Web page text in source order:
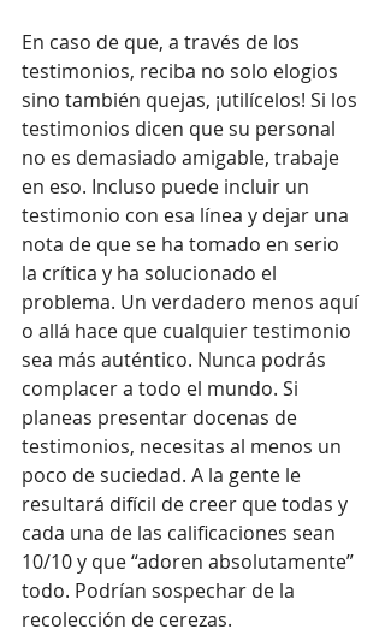
En caso de que, a través de los
testimonios, reciba no solo elogios
sino también quejas, ¡utilícelos! Si los
testimonios dicen que su personal
no es demasiado amigable, trabaje
en eso. Incluso puede incluir un
testimonio con esa línea y dejar una
nota de que se ha tomado en serio
la crítica y ha solucionado el
problema. Un verdadero menos aquí
o allá hace que cualquier testimonio
sea más auténtico. Nunca podrás
complacer a todo el mundo. Si
planeas presentar docenas de
testimonios, necesitas al menos un
poco de suciedad. A la gente le
resultará difícil de creer que todas y
cada una de las calificaciones sean
10/10 y que “adoren absolutamente”
todo. Podrían sospechar de la
recolección de cerezas.